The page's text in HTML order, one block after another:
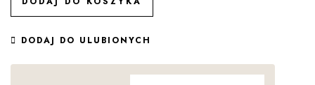
DODAJ DO ULUBIONYCH